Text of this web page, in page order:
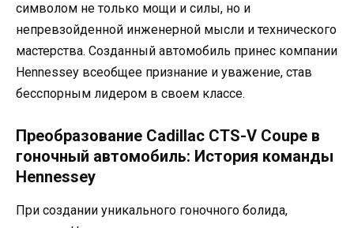
символом не только мощи и силы, но и
непревзойденной инженерной мысли и технического
мастерства. Созданный автомобиль принес компании
Hennessey всеобщее признание и уважение, став
бесспорным лидером в своем классе.
Преобразование Cadillac CTS-V Coupe в
гоночный автомобиль: История команды
Hennessey
При создании уникального гоночного болида,